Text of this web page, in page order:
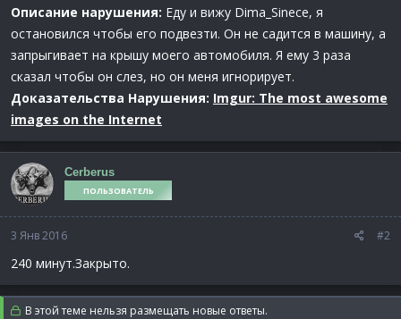
Описание нарушения: Еду и вижу Dima_Sinece, я
остановился чтобы его подвезти. Он не садится в машину, а
запрыгивает на крышу моего автомобиля. Я ему 3 раза
сказал чтобы он слез, но он меня игнорирует.
Доказательства Нарушения: Imgur: The most awesome
images on the Internet
Cerberus
ПОЛЬЗОВАТЕЛЬ
3 Янв 2016 #2
240 минут.Закрыто.
В этой теме нельзя размещать новые ответы.